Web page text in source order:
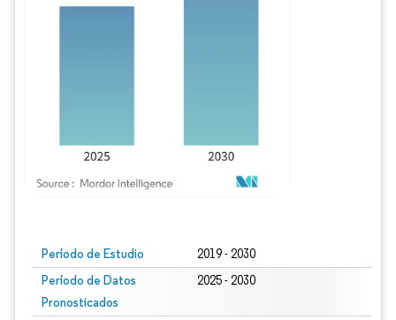
Período de Estudio 2019 - 2030
Período de Datos
Pronosticados
2025 - 2030